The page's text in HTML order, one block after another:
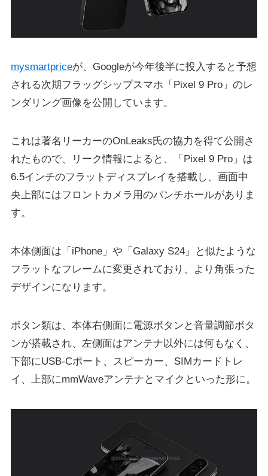
mysmartpriceが、Googleが今年後半に投入すると予想
される次期フラッグシップスマホ「Pixel 9 Pro」のレ
ンダリング画像を公開しています。
これは著名リーカーのOnLeaks氏の協力を得て公開さ
れたもので、リーク情報によると、「Pixel 9 Pro」は
6.5インチのフラットディスプレイを搭載し、画面中
央上部にはフロントカメラ用のパンチホールがありま
す。
本体側面は「iPhone」や「Galaxy S24」と似たような
フラットなフレームに変更されており、より角張った
デザインになります。
ボタン類は、本体右側面に電源ボタンと音量調節ボタ
ンが搭載され、左側面はアンテナ以外には何もなく、
下部にUSB-Cポート、スピーカー、SIMカードトレ
イ、上部にmmWaveアンテナとマイクといった形に。